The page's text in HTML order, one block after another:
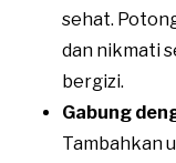
sehat.
dan nikmati
bergizi.
Gabung
Tambahkan